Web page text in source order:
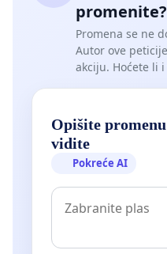
promenite?
Promena se ne
Autor ove
akciju. Hoćete li
Opišite
vidite
Pokreće AI